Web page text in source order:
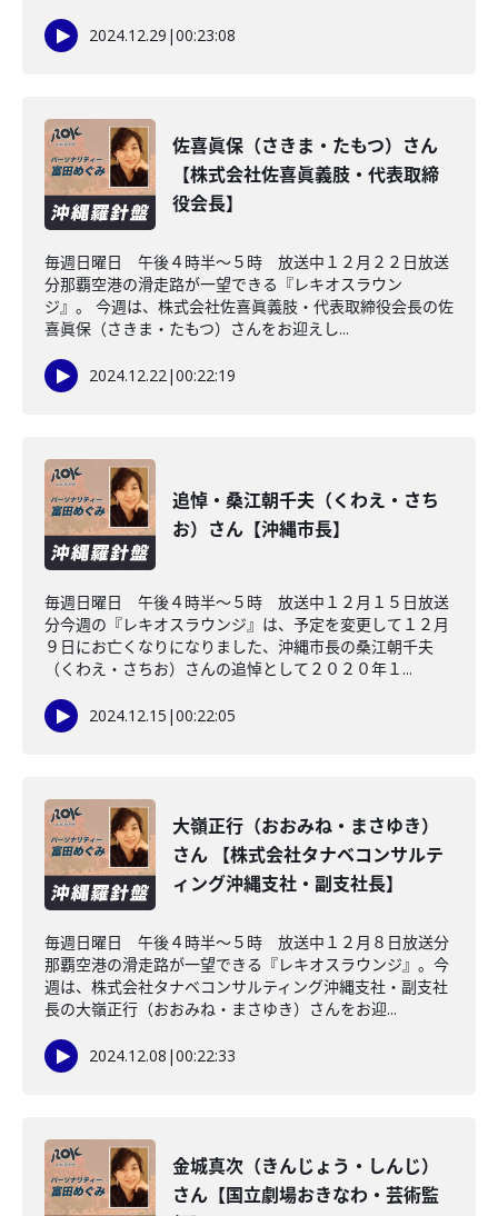
2024.12.29 |00:23:08
佐喜眞保（さきま・たもつ）さん
【株式会社佐喜眞義肢・代表取締
役会長】
毎週日曜日 午後４時半～５時 放送中１２月２２日放送
分那覇空港の滑走路が一望できる『レキオスラウン
ジ』。 今週は、株式会社佐喜眞義肢・代表取締役会長の佐
喜眞保（さきま・たもつ）さんをお迎えし...
2024.12.22|00:22:19
追悼・桑江朝千夫（くわえ・さち
お）さん【沖縄市長】
毎週日曜日 午後４時半～５時 放送中１２月１５日放送
分今週の『レキオスラウンジ』は、予定を変更して１２月
９日にお亡くなりになりました、沖縄市長の桑江朝千夫
（くわえ・さちお）さんの追悼として２０２０年１...
2024.12.15 |00:22:05
大嶺正行（おおみね・まさゆき）
さん 【株式会社タナベコンサルテ
ィング沖縄支社・副支社長】
毎週日曜日 午後４時半～５時 放送中１２月８日放送分
那覇空港の滑走路が一望できる『レキオスラウンジ』。今
週は、株式会社タナベコンサルティング沖縄支社・副支社
長の大嶺正行（おおみね・まさゆき）さんをお迎...
2024.12.08 |00:22:33
金城真次（きんじょう・しんじ）
さん【国立劇場おきなわ・芸術監